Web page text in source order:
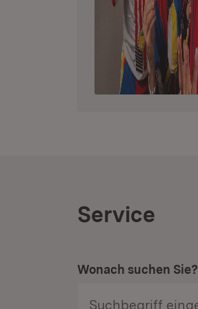
Service
Wonach suchen Sie?